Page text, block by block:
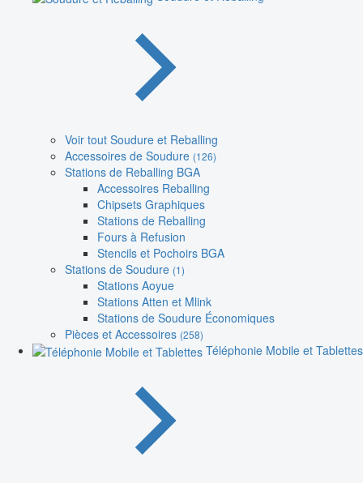
Voir tout Soudure et Reballing
Accessoires de Soudure (126)
Stations de Reballing BGA
Accessoires Reballing
Chipsets Graphiques
Stations de Reballing
Fours à Refusion
Stencils et Pochoirs BGA
Stations de Soudure (1)
Stations Aoyue
Stations Atten et Mlink
Stations de Soudure Économiques
Pièces et Accessoires (258)
Téléphonie Mobile et Tablettes